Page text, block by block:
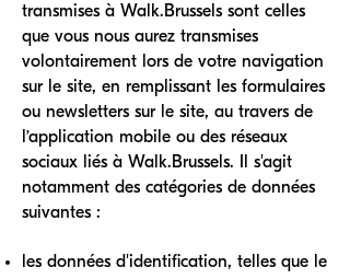
transmises à Walk.Brussels sont celles
que vous nous aurez transmises
volontairement lors de votre navigation
sur le site, en remplissant les formulaires
ou newsletters sur le site, au travers de
l’application mobile ou des réseaux
sociaux liés à Walk.Brussels. Il s'agit
notamment des catégories de données
suivantes :
les données d'identification, telles que le